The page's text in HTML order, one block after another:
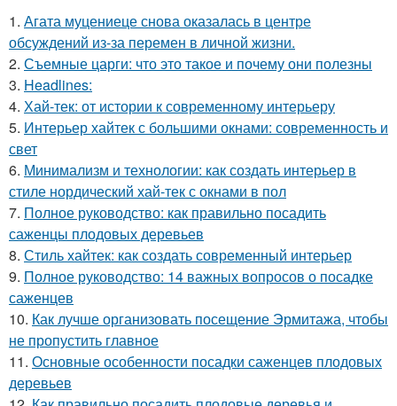
1. Агата муцениеце снова оказалась в центре
обсуждений из-за перемен в личной жизни.
2. Съемные царги: что это такое и почему они полезны
3. Headlines:
4. Хай-тек: от истории к современному интерьеру
5. Интерьер хайтек с большими окнами: современность и
свет
6. Минимализм и технологии: как создать интерьер в
стиле нордический хай-тек с окнами в пол
7. Полное руководство: как правильно посадить
саженцы плодовых деревьев
8. Стиль хайтек: как создать современный интерьер
9. Полное руководство: 14 важных вопросов о посадке
саженцев
10. Как лучше организовать посещение Эрмитажа, чтобы
не пропустить главное
11. Основные особенности посадки саженцев плодовых
деревьев